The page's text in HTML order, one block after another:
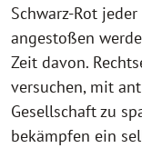
Schwarz-Rot
angestoßen
Zeit davon.
versuchen, mit
Gesellschaft zu
bekämpfen ein